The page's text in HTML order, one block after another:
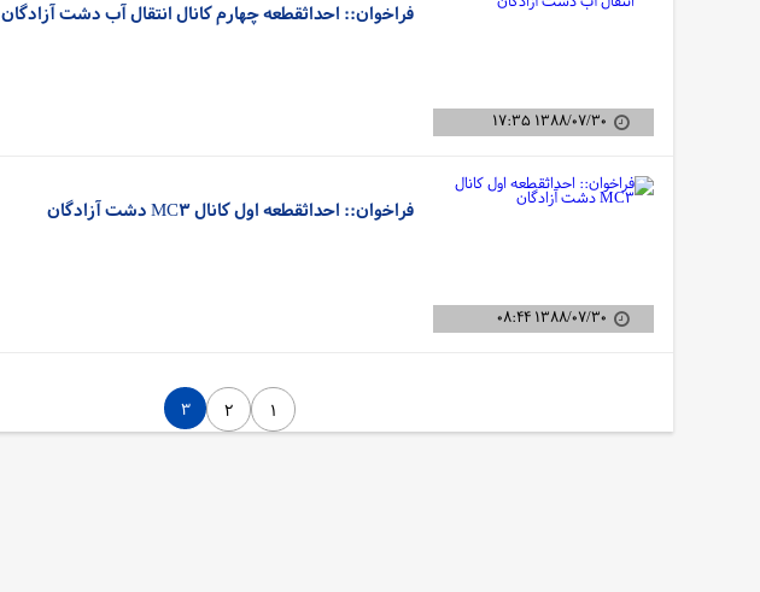
۱۳۸۸/۰۷/۳۰ ۱۷:۳۵
فراخوان:: احداثقطعه چهارم کانال انتقال آب دشت آزادگان
۱۳۸۸/۰۷/۳۰ ۰۸:۴۴
فراخوان:: احداثقطعه اول کانال MC۳ دشت آزادگان
۱ ۲ ۳